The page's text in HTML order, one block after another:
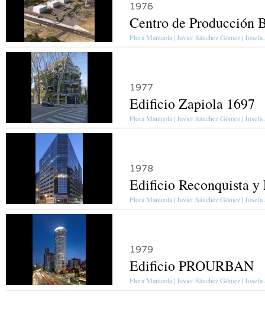
1976
Centro de Producción
Flora Manteola | Javier Sánchez Gómez |
1977
Edificio Zapiola 1697
Flora Manteola | Javier Sánchez Gómez |
1978
Edificio Reconquista y
Flora Manteola | Javier Sánchez Gómez |
1979
Edificio PROURBAN
Flora Manteola | Javier Sánchez Gómez |